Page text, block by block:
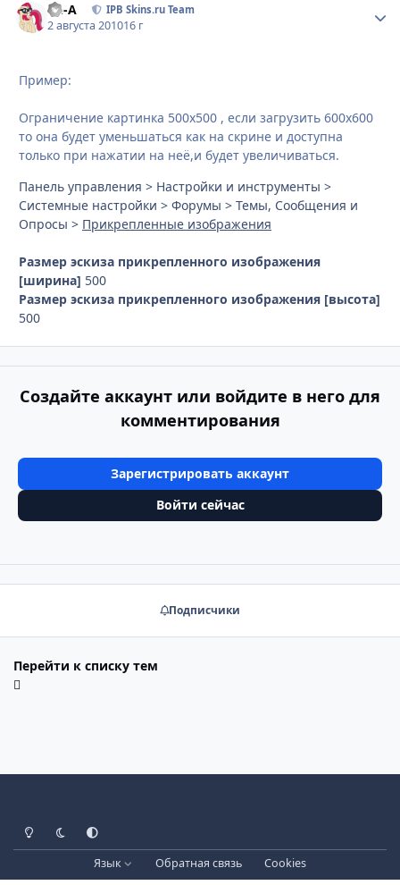
Ph-A IPB Skins.ru Team
2 августа 201016 г
Пример:
Ограничение картинка 500х500 , если загрузить 600х600
то она будет уменьшаться как на скрине и доступна
только при нажатии на неё,и будет увеличиваться.
Панель управления > Настройки и инструменты >
Системные настройки > Форумы > Темы, Сообщения и
Опросы > Прикрепленные изображения
Размер эскиза прикрепленного изображения
[ширина] 500
Размер эскиза прикрепленного изображения [высота]
500
Создайте аккаунт или войдите в него для
комментирования
Зарегистрировать аккаунт
Войти сейчас
Подписчики
Перейти к списку тем
Светлый режим
Тёмный режим
Системные настройки
Язык Обратная связь
Cookies